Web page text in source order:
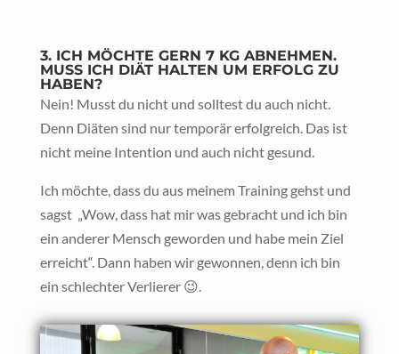
3. ICH MÖCHTE GERN 7 KG ABNEHMEN.
MUSS ICH DIÄT HALTEN UM ERFOLG ZU
HABEN?
Nein! Musst du nicht und solltest du auch nicht.
Denn Diäten sind nur temporär erfolgreich. Das ist
nicht meine Intention und auch nicht gesund.
Ich möchte, dass du aus meinem Training gehst und
sagst „Wow, dass hat mir was gebracht und ich bin
ein anderer Mensch geworden und habe mein Ziel
erreicht“. Dann haben wir gewonnen, denn ich bin
ein schlechter Verlierer 😉.